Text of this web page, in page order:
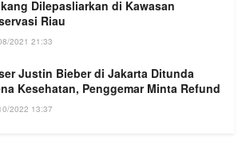
Dilepasliarkan di Kawasan
Riau
2021 21:33
Justin Bieber di Jakarta Ditunda
Kesehatan, Penggemar Minta Refund
2022 13:37